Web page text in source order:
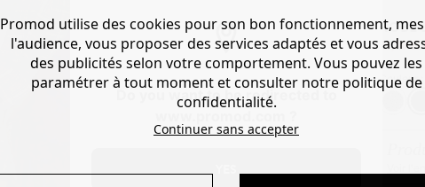
Do you want to be redirected to
ROBE
25,00 €
Couleur :
Voir
Promod utilise des cookies pour son bon fonctionnement,
l'audience, vous proposer des services adaptés et vous
des publicités selon votre comportement. Vous pouvez les
paramétrer à tout moment et consulter notre politique de
confidentialité.
Continuer sans accepter